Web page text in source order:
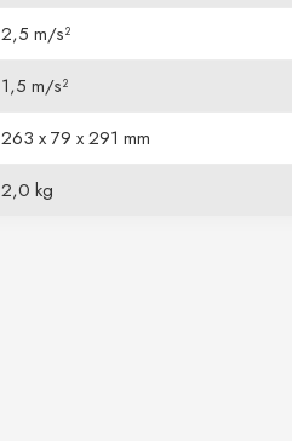
2,5 m/s²
1,5 m/s²
263 x 79 x 291 mm
2,0 kg